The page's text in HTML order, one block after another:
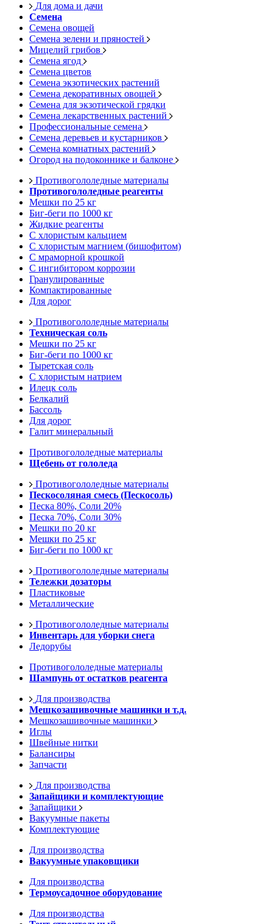
Для дома и дачи
Семена
Семена овощей
Семена зелени и пряностей
Мицелий грибов
Семена ягод
Семена цветов
Семена экзотических растений
Семена декоративных овощей
Семена для экзотической грядки
Семена лекарственных растений
Профессиональные семена
Семена деревьев и кустарников
Семена комнатных растений
Огород на подоконнике и балконе
Противогололедные материалы
Противогололедные реагенты
Мешки по 25 кг
Биг-беги по 1000 кг
Жидкие реагенты
С хлористым кальцием
С хлористым магнием (бишофитом)
С мраморной крошкой
С ингибитором коррозии
Гранулированные
Компактированные
Для дорог
Противогололедные материалы
Техническая соль
Мешки по 25 кг
Биг-беги по 1000 кг
Тыретская соль
С хлористым натрием
Илецк соль
Белкалий
Бассоль
Для дорог
Галит минеральный
Противогололедные материалы
Щебень от гололеда
Противогололедные материалы
Пескосоляная смесь (Пескосоль)
Песка 80%, Соли 20%
Песка 70%, Соли 30%
Мешки по 20 кг
Мешки по 25 кг
Биг-беги по 1000 кг
Противогололедные материалы
Тележки дозаторы
Пластиковые
Металлические
Противогололедные материалы
Инвентарь для уборки снега
Ледорубы
Противогололедные материалы
Шампунь от остатков реагента
Для производства
Мешкозашивочные машинки и т.д.
Мешкозашивочные машинки
Иглы
Швейные нитки
Балансиры
Запчасти
Для производства
Запайщики и комплектующие
Запайщики
Вакуумные пакеты
Комплектующие
Для производства
Вакуумные упаковщики
Для производства
Термоусадочное оборудование
Для производства